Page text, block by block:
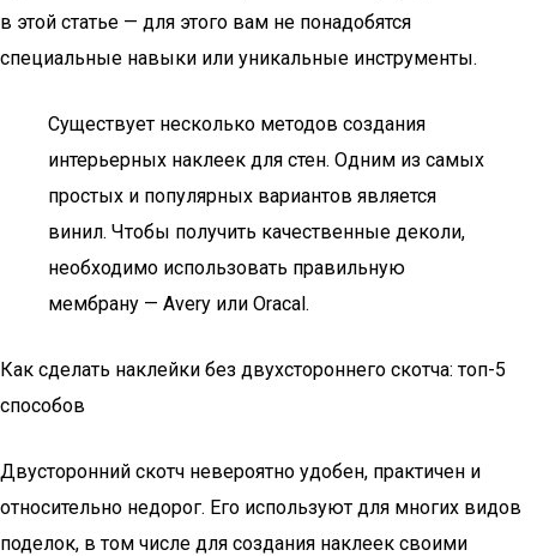
в этой статье — для этого вам не понадобятся
специальные навыки или уникальные инструменты.
Существует несколько методов создания
интерьерных наклеек для стен. Одним из самых
простых и популярных вариантов является
винил. Чтобы получить качественные деколи,
необходимо использовать правильную
мембрану — Avery или Oracal.
Как сделать наклейки без двухстороннего скотча: топ-5
способов
Двусторонний скотч невероятно удобен, практичен и
относительно недорог. Его используют для многих видов
поделок, в том числе для создания наклеек своими